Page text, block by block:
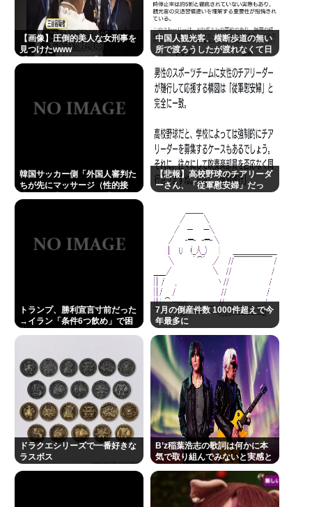
5人産んだ辻希美 2人に病気があることを告白 その病
名とは？
Powered by livedoor 相互RSS
【画像】圧倒的美人な女刑事を
見つけたwww
中国人観光客、横断歩道の無い
所で渡ろうしたが渡れなくて日
韓国サッカー側「外国人審判た
ちが先にマッサージ（性的接
【悲報】高校野球のチアリーダ
ーさん、「従軍慰安婦」だっ
トランプ、勝利宣言寸前だった
→イラン「条件6つ飲め」で困
7月の倒産件数 1000件超えで今
年最多に
ドラクエシリーズで一番好きな
ラスボス
B’z稲葉浩志の歌詞は何かに本
気で取り組んでみないと実感と